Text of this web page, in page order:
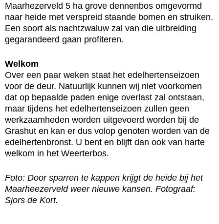
Maarhezerveld 5 ha grove dennenbos omgevormd
naar heide met verspreid staande bomen en struiken.
Een soort als nachtzwaluw zal van die uitbreiding
gegarandeerd gaan profiteren.
Welkom
Over een paar weken staat het edelhertenseizoen
voor de deur. Natuurlijk kunnen wij niet voorkomen
dat op bepaalde paden enige overlast zal ontstaan,
maar tijdens het edelhertenseizoen zullen geen
werkzaamheden worden uitgevoerd worden bij de
Grashut en kan er dus volop genoten worden van de
edelhertenbronst. U bent en blijft dan ook van harte
welkom in het Weerterbos.
Foto: Door sparren te kappen krijgt de heide bij het
Maarheezerveld weer nieuwe kansen. Fotograaf:
Sjors de Kort.